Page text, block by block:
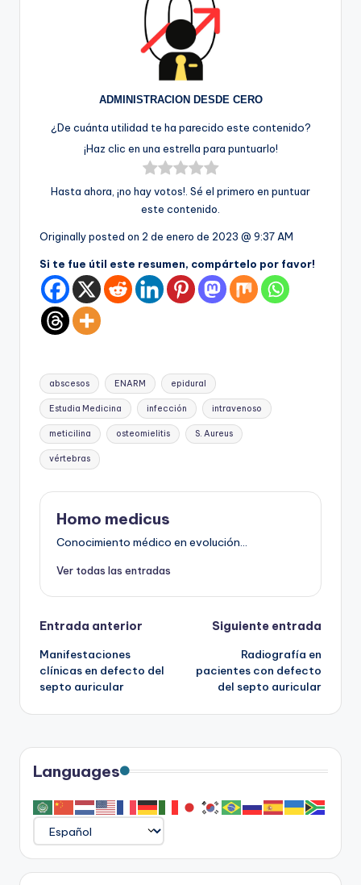
ADMINISTRACION DESDE CERO
¿De cuánta utilidad te ha parecido este contenido?
¡Haz clic en una estrella para puntuarlo!
Hasta ahora, ¡no hay votos!. Sé el primero en puntuar
este contenido.
Originally posted on 2 de enero de 2023 @ 9:37 AM
Si te fue útil este resumen, compártelo por favor!
Etiquetas:
abscesos ENARM epidural
Estudia Medicina infección intravenoso
meticilina osteomielitis S. Aureus
vértebras
Homo medicus
Conocimiento médico en evolución...
Ver todas las entradas
Navegación
de
entradas
Entrada anterior
Manifestaciones
clínicas en defecto del
septo auricular
Siguiente entrada
Radiografía en
pacientes con defecto
del septo auricular
Languages